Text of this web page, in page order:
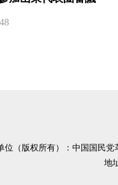
位（版权所有）：中国国民
地